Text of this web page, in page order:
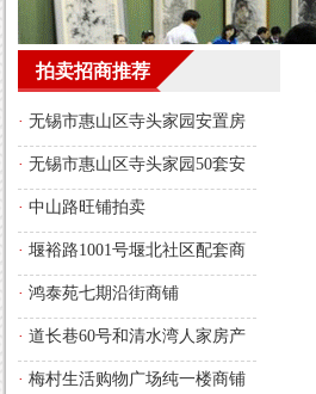
拍卖招商推荐
· 无锡市惠山区寺头家园安置房
存量房源转性商品房的拍卖公告
· 无锡市惠山区寺头家园50套安
置房存量房源转性商品房的拍卖
公告
· 中山路旺铺拍卖
· 堰裕路1001号堰北社区配套商
铺的长期经营使用权
· 鸿泰苑七期沿街商铺
· 道长巷60号和清水湾人家房产
拍卖预告
· 梅村生活购物广场纯一楼商铺